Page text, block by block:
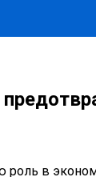
в